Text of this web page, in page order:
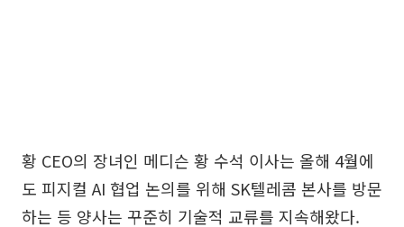
황 CEO의 장녀인 메디슨 황 수석 이사는 올해 4월에
도 피지컬 AI 협업 논의를 위해 SK텔레콤 본사를 방문
하는 등 양사는 꾸준히 기술적 교류를 지속해왔다.